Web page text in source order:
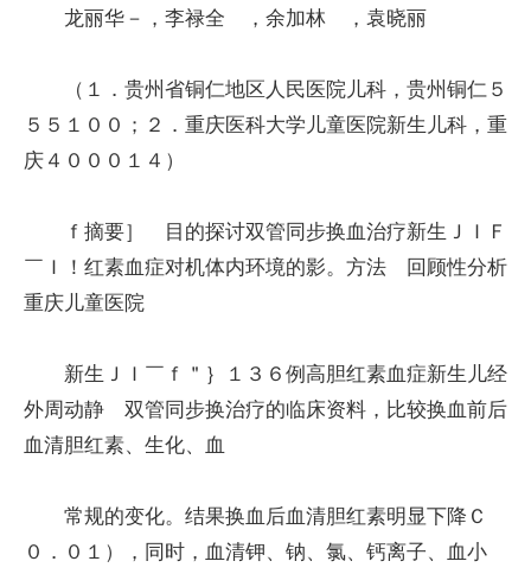
龙丽华－，李禄全 ，余加林 ，袁晓丽
（１．贵州省铜仁地区人民医院儿科，贵州铜仁５
５５１００；２．重庆医科大学儿童医院新生儿科，重
庆４０００１４）
ｆ摘要］ 目的探讨双管同步换血治疗新生ＪＩＦ
￣Ｉ！红素血症对机体内环境的影。方法 回顾性分析
重庆儿童医院
新生ＪＩ￣ｆ＂｝１３６例高胆红素血症新生儿经
外周动静 双管同步换治疗的临床资料，比较换血前后
血清胆红素、生化、血
常规的变化。结果换血后血清胆红素明显下降Ｃ
０．０１），同时，血清钾、钠、氯、钙离子、血小